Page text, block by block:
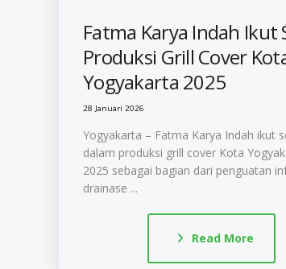
Fatma Karya Indah Ikut
Produksi Grill Cover
Yogyakarta 2025
28 Januari 2026
Yogyakarta – Fatma Karya Indah ikut
dalam produksi grill cover Kota
2025 sebagai bagian dari penguatan
drainase ...
Read More